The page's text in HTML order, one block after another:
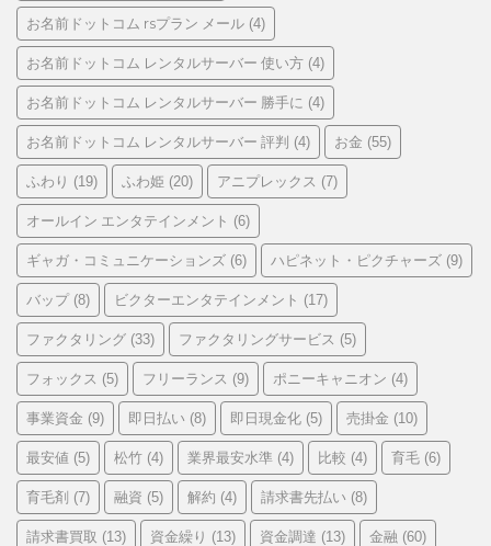
お名前ドットコム rsプラン メール (4)
お名前ドットコム レンタルサーバー 使い方 (4)
お名前ドットコム レンタルサーバー 勝手に (4)
お名前ドットコム レンタルサーバー 評判 (4) お金 (55)
ふわり (19) ふわ姫 (20) アニプレックス (7)
オールイン エンタテインメント (6)
ギャガ・コミュニケーションズ (6) ハピネット・ピクチャーズ (9)
バップ(8) ビクターエンタテインメント (17)
ファクタリング (33) ファクタリングサービス (5)
フォックス (5) フリーランス (9) ポニーキャニオン (4)
事業資金 (9) 即日払い (8) 即日現金化 (5) 売掛金 (10)
最安値 (5) 松竹 (4) 業界最安水準 (4) 比較 (4) 育毛 (6)
育毛剤 (7) 融資 (5) 解約 (4) 請求書先払い (8)
請求書買取 (13) 資金繰り (13) 資金調達 (13) 金融 (60)